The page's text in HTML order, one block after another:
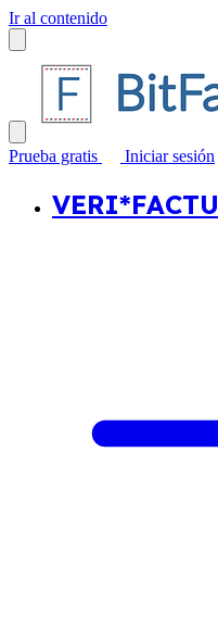
Ir al contenido
Prueba gratis Iniciar sesión
VERI*FACTU